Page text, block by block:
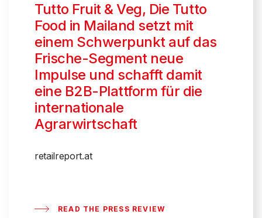
Tutto Fruit & Veg, Die Tutto
Food in Mailand setzt mit
einem Schwerpunkt auf das
Frische-Segment neue
Impulse und schafft damit
eine B2B-Plattform für die
internationale
Agrarwirtschaft
retailreport.at
READ THE PRESS REVIEW